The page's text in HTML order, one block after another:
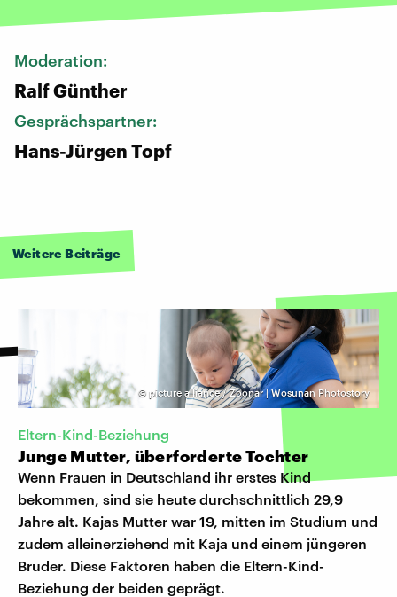
Moderation:
Ralf Günther
Gesprächspartner:
Hans-Jürgen Topf
Weitere Beiträge
© picture alliance / Zoonar | Wosunan Photostory
Eltern-Kind-Beziehung
Junge Mutter, überforderte Tochter
Wenn Frauen in Deutschland ihr erstes Kind
bekommen, sind sie heute durchschnittlich 29,9
Jahre alt. Kajas Mutter war 19, mitten im Studium und
zudem alleinerziehend mit Kaja und einem jüngeren
Bruder. Diese Faktoren haben die Eltern-Kind-
Beziehung der beiden geprägt.